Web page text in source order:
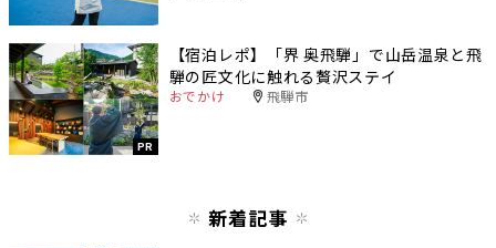
PR
【宿泊レポ】「界 奥飛騨」で山岳温泉と飛
騨の匠文化に触れる贅沢ステイ
おでかけ 飛騨市
新着記事